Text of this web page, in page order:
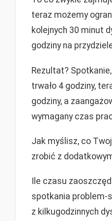
teraz możemy
kolejnych 30 minut
godziny na
Rezultat?
trwało 4 godziny,
godziny, a
wymagany czas
Jak myślisz, co
zrobić z
Ile czasu
spotkania problem-
z kilkugodzinnych